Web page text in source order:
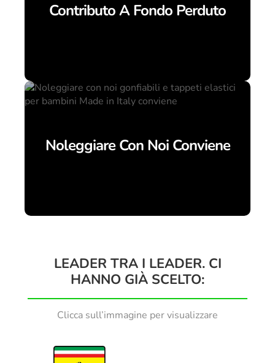
Contributo A Fondo Perduto
Noleggiare Con Noi Conviene
LEADER TRA I LEADER. CI
HANNO GIÀ SCELTO:
Clicca sull’immagine per visualizzare